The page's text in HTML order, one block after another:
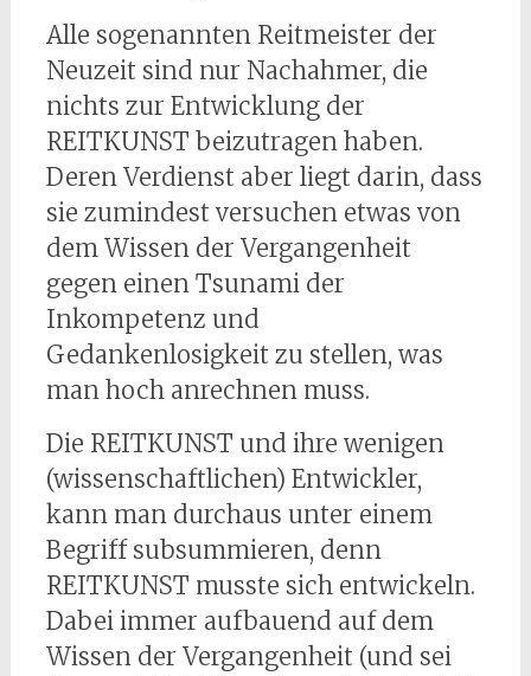
Alle sogenannten Reitmeister der
Neuzeit sind nur Nachahmer, die
nichts zur Entwicklung der
REITKUNST beizutragen haben.
Deren Verdienst aber liegt darin, dass
sie zumindest versuchen etwas von
dem Wissen der Vergangenheit
gegen einen Tsunami der
Inkompetenz und
Gedankenlosigkeit zu stellen, was
man hoch anrechnen muss.
Die REITKUNST und ihre wenigen
(wissenschaftlichen) Entwickler,
kann man durchaus unter einem
Begriff subsummieren, denn
REITKUNST musste sich entwickeln.
Dabei immer aufbauend auf dem
Wissen der Vergangenheit (und sei